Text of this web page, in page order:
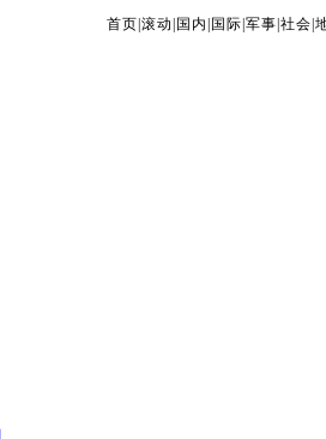
首页 滚动 国内 国际 军事 社会